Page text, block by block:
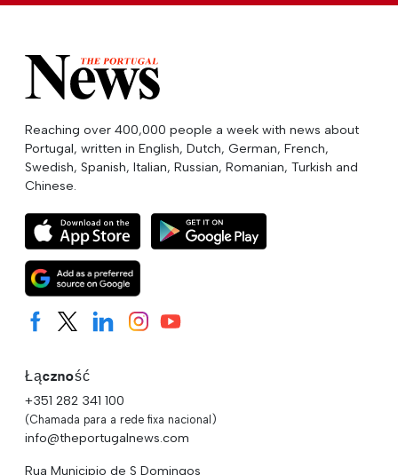
Reaching over 400,000 people a week with news about
Portugal, written in English, Dutch, German, French,
Swedish, Spanish, Italian, Russian, Romanian, Turkish and
Chinese.
Łączność
+351 282 341 100
(Chamada para a rede fixa nacional)
info@theportugalnews.com
Rua Municipio de S Domingos